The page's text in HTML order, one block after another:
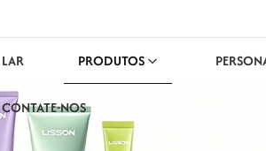
LAR PRODUTOS
CONTATE-NOS